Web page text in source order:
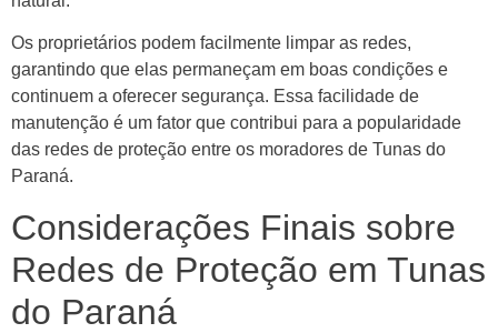
Os proprietários podem facilmente limpar as redes,
garantindo que elas permaneçam em boas condições e
continuem a oferecer segurança. Essa facilidade de
manutenção é um fator que contribui para a popularidade
das redes de proteção entre os moradores de Tunas do
Paraná.
Considerações Finais sobre
Redes de Proteção em Tunas
do Paraná